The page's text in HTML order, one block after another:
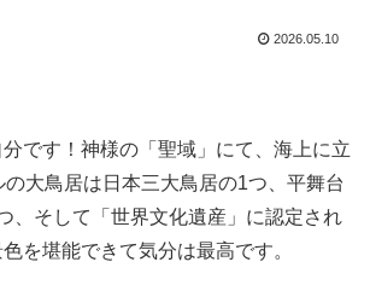
2026.05.10
です！神様の「聖域」にて、海上に立
大鳥居は日本三大鳥居の1つ、平舞台
、そして「世界文化遺産」に認定され
を堪能できて気分は最高です。